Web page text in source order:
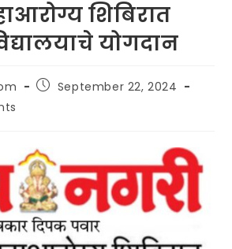
शिबिरात
योगदान
September 22, 2024